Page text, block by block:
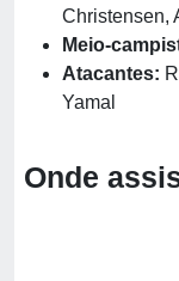
Christensen,
Meio-
Atacantes:
Yamal
Onde